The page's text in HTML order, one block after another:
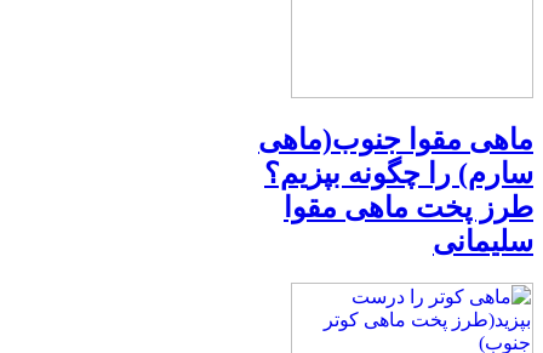
ماهی مقوا جنوب(ماهی
سارم) را چگونه بپزیم؟
طرز پخت ماهی مقوا
سلیمانی